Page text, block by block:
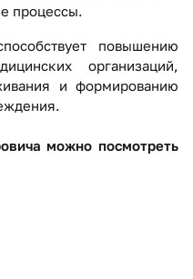
процессы.
повышению
организаций,
и формированию
можно посмотреть